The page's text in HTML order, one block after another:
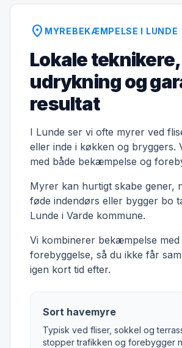
location_on MYREBEKÆMPELSE I LUNDE
Lokale
udrykning og
resultat
I Lunde ser vi ofte myrer ved
eller inde i køkken og bryggers.
med både bekæmpelse og
Myrer kan hurtigt skabe gener,
føde indendørs eller bygger bo
Lunde i Varde kommune.
Vi kombinerer bekæmpelse med
forebyggelse, så du ikke får
igen kort tid efter.
Sort havemyre
Typisk ved fliser, sokkel og
stopper trafikken og forebygger